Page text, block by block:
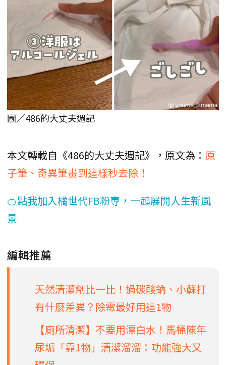
圖／486的大丈夫週記
本文轉載自《486的大丈夫週記》，原文為： 原
子筆、奇異筆畫到這樣秒去除！
🍊點我加入橘世代FB粉專，一起展開人生新風
景
編輯推薦
天然清潔劑比一比！過碳酸鈉、小蘇打
有什麼差異？除霉最好用這1物
【廁所清潔】不要用漂白水！馬桶陳年
尿垢「靠1物」清潔溜溜：功能強大又